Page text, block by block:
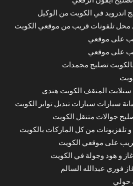
اندرويد في الكويت من الوكيل
محل تلفونات قريب من موقعي الكويت
على موقعي
على موقعي
تصليح مجمدات
المنقف الكويت هندي
سيارات سيارات تبديل تواير الكويت
جوالات متنقل الكويت
تلفزيونات من كل الماركات بالكويت
على موقعي الكويت
و هود وجولة في الكويت
فوري عبدالله السالم
حولي